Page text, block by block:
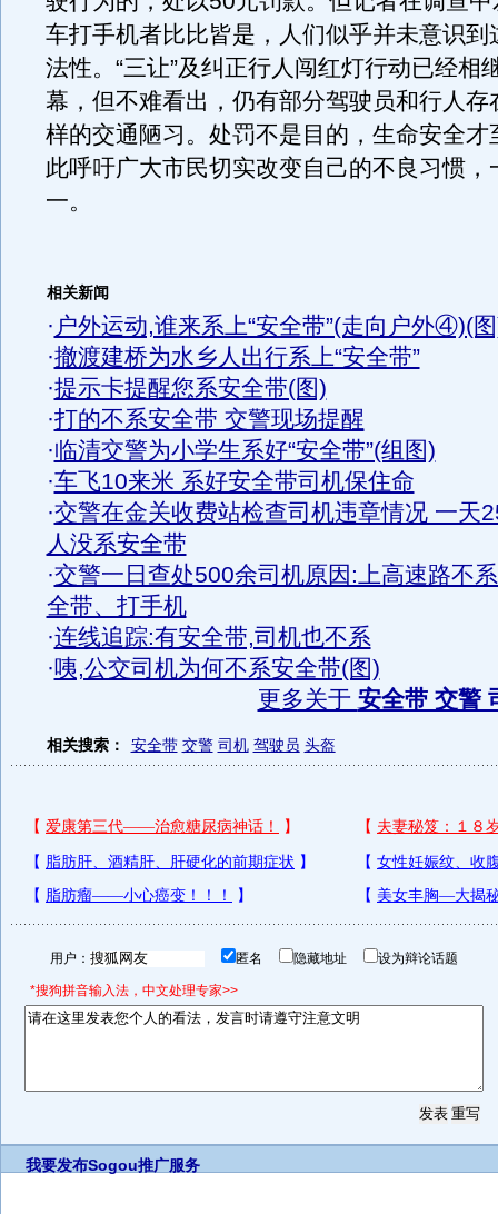
车打手机者比比皆是，人们似乎并未意识到
法性。“三让”及纠正行人闯红灯行动已经相
幕，但不难看出，仍有部分驾驶员和行人存
样的交通陋习。处罚不是目的，生命安全才
此呼吁广大市民切实改变自己的不良习惯，
一。
相关新闻
· 户外运动,谁来系上“安全带”(走向户外④)(
·撤渡建桥为水乡人出行系上“安全带”
·提示卡提醒您系安全带(图)
·打的不系安全带 交警现场提醒
·临清交警为小学生系好“安全带”(组图)
·车飞10来米 系好安全带司机保住命
·交警在金关收费站检查司机违章情况 一天
人没系安全带
·交警一日查处500余司机原因:上高速路不
全带、打手机
·连线追踪:有安全带,司机也不系
·咦,公交司机为何不系安全带(图)
更多关于 安全带 交警
相关搜索： 安全带 交警 司机 驾驶员 头盔
用户： 匿名 隐藏地址 设为辩论话题
*搜狗拼音输入法，中文处理专家>>
我要发布Sogou推广服务